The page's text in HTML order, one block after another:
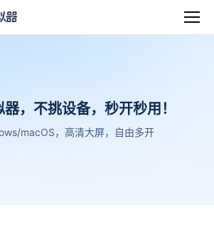
，不挑设备，秒开秒用！
macOS，高清大屏，自由多开